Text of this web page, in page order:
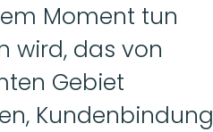
Moment tun
wird, das von
Gebiet
Kundenbindung